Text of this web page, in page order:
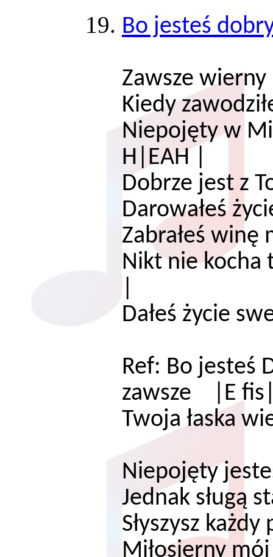
Bo jesteś
Zawsze
Kiedy
Niepojęty w
H|EAH |
Dobrze jest
Darowałeś
Zabrałeś
Nikt nie
Dałeś
Ref: Bo jesteś
zawsze |E
Twoja łaska
Niepojęty
Jednak sługą
Słyszysz każdy
Miłosierny